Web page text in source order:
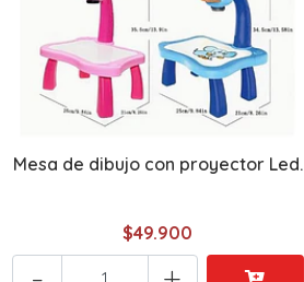
Mesa de dibujo con proyector Led.
$49.900